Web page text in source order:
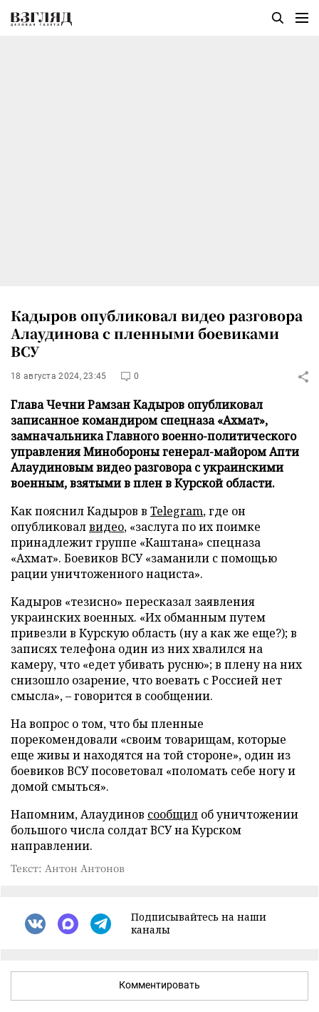
Кадыров опубликовал видео разговора
Алаудинова с пленными боевиками
ВСУ
18 августа 2024, 23:45 0
Глава Чечни Рамзан Кадыров опубликовал
записанное командиром спецназа «Ахмат»,
замначальника Главного военно-политического
управления Минобороны генерал-майором Апти
Алаудиновым видео разговора с украинскими
военным, взятыми в плен в Курской области.
Как пояснил Кадыров в Telegram, где он
опубликовалвидео, «заслуга по их поимке
принадлежит группе «Каштана» спецназа
«Ахмат». Боевиков ВСУ «заманили с помощью
рации уничтоженного нациста».
Кадыров «тезисно» пересказал заявления
украинских военных. «Их обманным путем
привезли в Курскую область (ну а как же еще?); в
записях телефона один из них хвалился на
камеру, что «едет убивать русню»; в плену на них
снизошло озарение, что воевать с Россией нет
смысла», – говорится в сообщении.
На вопрос о том, что бы пленные
порекомендовали «своим товарищам, которые
еще живы и находятся на той стороне», один из
боевиков ВСУ посоветовал «поломать себе ногу и
домой смыться».
Напомним, Алаудинов сообщил об уничтожении
большого числа солдат ВСУ на Курском
направлении.
Текст: Антон Антонов
Подписывайтесь на наши
каналы
Комментировать